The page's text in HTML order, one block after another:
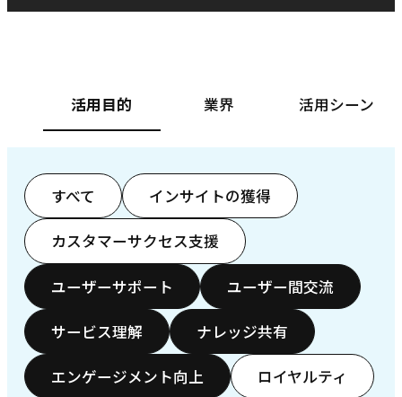
活用目的 業界 活用シーン
すべて インサイトの獲得
カスタマーサクセス支援
ユーザーサポート ユーザー間交流
サービス理解 ナレッジ共有
エンゲージメント向上 ロイヤルティ